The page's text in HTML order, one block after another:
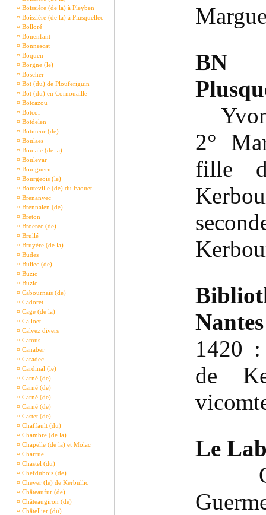
¤ Boissière (de la) à Pleyben
¤ Boissière (de la) à Plusquellec
¤ Bolloré
¤ Bonenfant
¤ Bonnescat
¤ Boquen
¤ Borgne (le)
¤ Boscher
¤ Bot (du) de Plouferiguin
¤ Bot (du) en Cornouaille
¤ Botcazou
¤ Botcol
¤ Botdelen
¤ Botmeur (de)
¤ Boulaes
¤ Boulaie (de la)
¤ Boulevar
¤ Boulguern
¤ Bourgeois (le)
¤ Bouteville (de) du Faouet
¤ Brenanvec
¤ Brennalen (de)
¤ Breton
¤ Broerec (de)
¤ Brullé
¤ Bruyère (de la)
¤ Budes
¤ Buliec (de)
¤ Buzic
¤ Buzic
¤ Cabournais (de)
¤ Cadoret
¤ Cage (de la)
¤ Calloet
¤ Calvez divers
¤ Camus
¤ Canaber
¤ Caradec
¤ Cardinal (le)
¤ Carné (de)
¤ Carné (de)
¤ Carné (de)
¤ Carné (de)
¤ Castet (de)
¤ Chaffault (du)
¤ Chambre (de la)
¤ Chapelle (de la) et Molac
¤ Charruel
¤ Chastel (du)
¤ Chefdubois (de)
¤ Chever (le) de Kerbullic
¤ Châteaufur (de)
¤ Châteaugiron (de)
¤ Châtellier (du)
BN
Yvon
2°
fille
1420
de
Le